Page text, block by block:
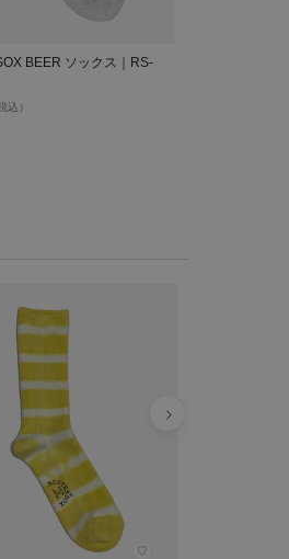
BEER ソックス｜RS-
込）
♡